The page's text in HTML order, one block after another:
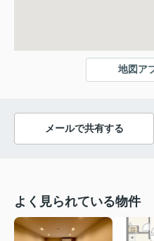
地図ア
メールで共有する
よく見られている物件